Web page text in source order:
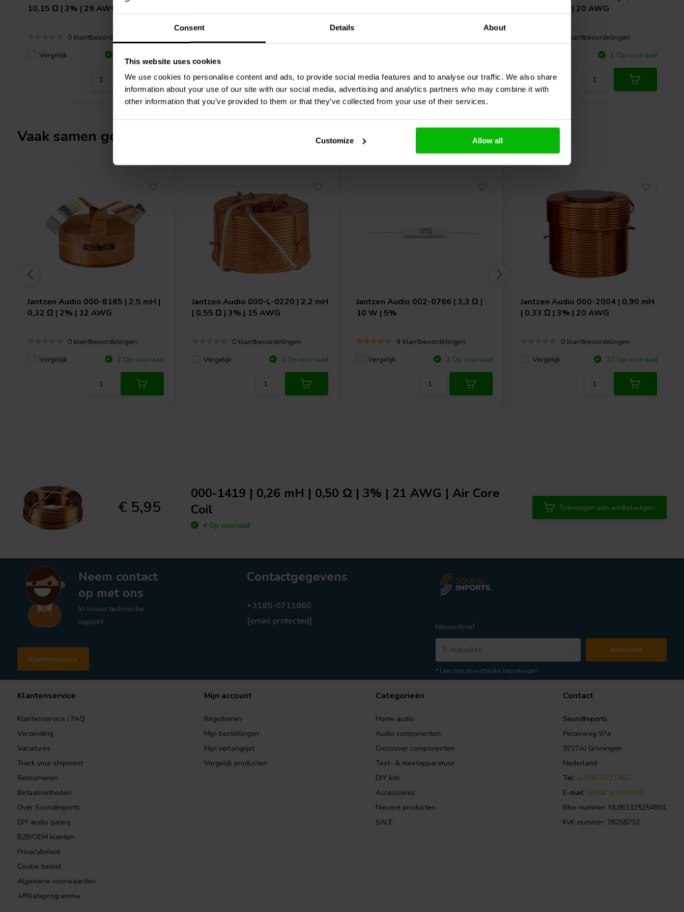
Consent Details About
This website uses cookies
We use cookies to personalise content and ads, to provide social media features and to analyse our traffic. We also share
information about your use of our site with our social media, advertising and analytics partners who may combine it with
other information that you’ve provided to them or that they’ve collected from your use of their services.
Customize Allow all
10,15 Ω | 3% | 29 AWG
0 klantbeoordelingen
Vergelijk
| 0,41 Ω | 3% | 20 AWG
0 klantbeoordelingen
1 Op voorraad
Vaak samen gekocht
Jantzen Audio 000-8165 | 2,5 mH |
0,32 Ω | 2% | 12 AWG
0 klantbeoordelingen
Vergelijk
2 Op voorraad
Jantzen Audio 000-L-0220 | 2,2 mH
| 0,55 Ω | 3% | 15 AWG
0 klantbeoordelingen
Vergelijk
1 Op voorraad
Jantzen Audio 002-0766 | 3,3 Ω |
10 W | 5%
4 klantbeoordelingen
Vergelijk
3 Op voorraad
Jantzen Audio 000-2004 | 0,90 mH
| 0,33 Ω | 3% | 20 AWG
0 klantbeoordelingen
Vergelijk
10 Op voorraad
€ 5,95
000-1419 | 0,26 mH | 0,50 Ω | 3% | 21 AWG | Air Core
Coil
4 Op voorraad
Toevoegen aan winkelwagen
Neem contact
op met ons
In-house technische
support
Klantenservice
Contactgegevens
+3185-0711860
[email protected]
Nieuwsbrief
Abonneer
* Lees hier de wettelijke beperkingen
Klantenservice
Klantenservice / FAQ
Verzending
Vacatures
Track your shipment
Retourneren
Betaalmethoden
Over SoundImports
DIY audio galerij
B2B/OEM klanten
Privacybeleid
Cookie beleid
Algemene voorwaarden
Affiliateprogramma
Mijn account
Registreren
Mijn bestellingen
Mijn verlanglijst
Vergelijk producten
Categorieën
Home audio
Audio componenten
Crossover componenten
Test- & meetapparatuur
DIY kits
Accessoires
Nieuwe producten
SALE
Contact
SoundImports
Peizerweg 97a
9727AJ Groningen
Nederland
Tel: +3185-0711860
E-mail: [email protected]
Btw-nummer: NL861325254B01
KvK-nummer: 78268753